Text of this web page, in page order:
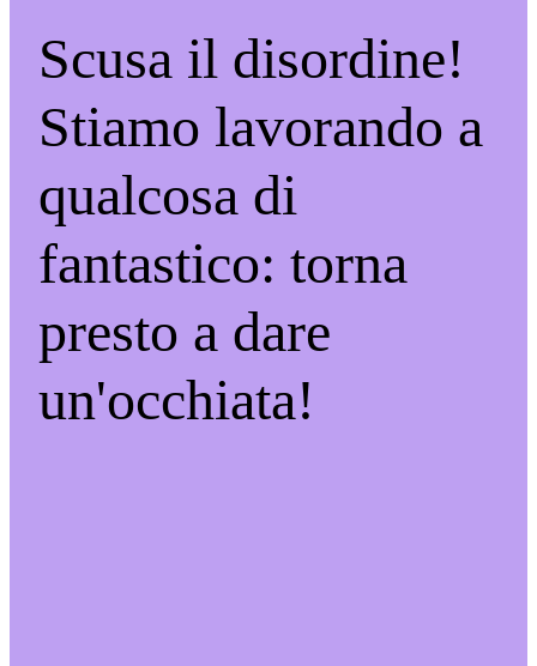
Scusa il disordine!
Stiamo lavorando a
qualcosa di
fantastico: torna
presto a dare
un'occhiata!